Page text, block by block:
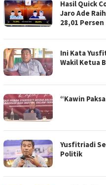
Hasil Quick
Jaro Ade
28,01 Persen
Ini Kata
Wakil Ketua
“Kawin
Yusfitriadi
Politik